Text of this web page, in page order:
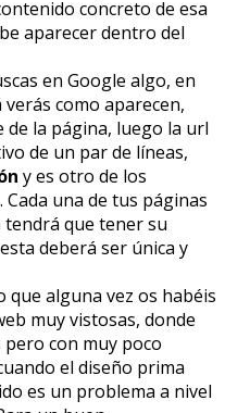
concreto de esa
aparecer dentro del
en Google algo, en
como aparecen,
la página, luego la url
de un par de líneas,
y es otro de los
una de tus páginas
que tener su
deberá ser única y
que alguna vez os habéis
muy vistosas, donde
con muy poco
el diseño prima
es un problema a nivel